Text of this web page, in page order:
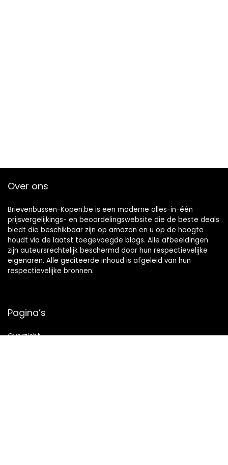
Over ons
Brievenbussen-Kopen.be is een moderne alles-in-één
prijsvergelijkings- en beoordelingswebsite die de beste deals
biedt die beschikbaar zijn op amazon en u op de hoogte
houdt via de laatst toegevoegde blogs. Alle afbeeldingen
zijn auteursrechtelijk beschermd door hun respectievelijke
eigenaren. Alle geciteerde inhoud is afgeleid van hun
respectievelijke bronnen.
Pagina’s
Overzicht